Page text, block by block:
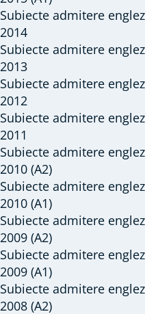
Subiecte admitere
2014
Subiecte admitere
2013
Subiecte admitere
2012
Subiecte admitere
2011
Subiecte admitere
2010 (A2)
Subiecte admitere
2010 (A1)
Subiecte admitere
2009 (A2)
Subiecte admitere
2009 (A1)
Subiecte admitere
2008 (A2)